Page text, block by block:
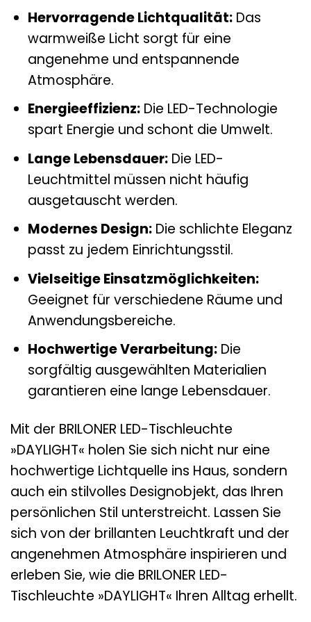
Hervorragende Lichtqualität:Das
warmweiße Licht sorgt für eine
angenehme und entspannende
Atmosphäre.
Energieeffizienz:Die LED-Technologie
spart Energie und schont die Umwelt.
Lange Lebensdauer:Die LED-
Leuchtmittel müssen nicht häufig
ausgetauscht werden.
Modernes Design:Die schlichte Eleganz
passt zu jedem Einrichtungsstil.
Vielseitige Einsatzmöglichkeiten:
Geeignet für verschiedene Räume und
Anwendungsbereiche.
Hochwertige Verarbeitung:Die
sorgfältig ausgewählten Materialien
garantieren eine lange Lebensdauer.
Mit der BRILONER LED-Tischleuchte
»DAYLIGHT« holen Sie sich nicht nur eine
hochwertige Lichtquelle ins Haus, sondern
auch ein stilvolles Designobjekt, das Ihren
persönlichen Stil unterstreicht. Lassen Sie
sich von der brillanten Leuchtkraft und der
angenehmen Atmosphäre inspirieren und
erleben Sie, wie die BRILONER LED-
Tischleuchte »DAYLIGHT« Ihren Alltag erhellt.